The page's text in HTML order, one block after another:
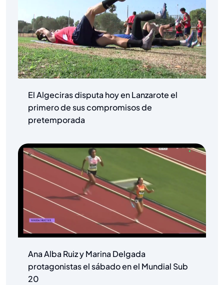
El Algeciras disputa hoy en Lanzarote el
primero de sus compromisos de
pretemporada
Ana Alba Ruiz y Marina Delgada
protagonistas el sábado en el Mundial Sub
20